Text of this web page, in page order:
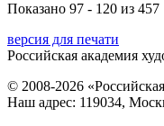
Показано 97 - 120 из 457
версия для печати
Российская академия
© 2008-2026
Наш адрес: 119034,